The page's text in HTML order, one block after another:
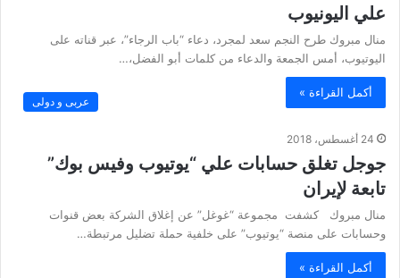
علي اليونيوب
منال مبروك طرح النجم سعد لمجرد، دعاء “باب الرجاء”، عبر قناته على
اليوتيوب، أمس الجمعة والدعاء من كلمات أبو الفضل،…
أكمل القراءة »
عربى و دولى
24 أغسطس، 2018
جوجل تغلق حسابات علي “يوتيوب وفيس بوك”
تابعة لإيران
منال مبروك كشفت مجموعة “غوغل” عن إغلاق الشركة بعض قنوات
وحسابات على منصة “يوتيوب” على خلفية حملة تضليل مرتبطة…
أكمل القراءة »